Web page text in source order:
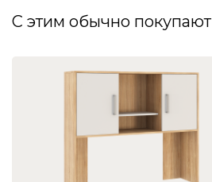
С этим обычно покупают